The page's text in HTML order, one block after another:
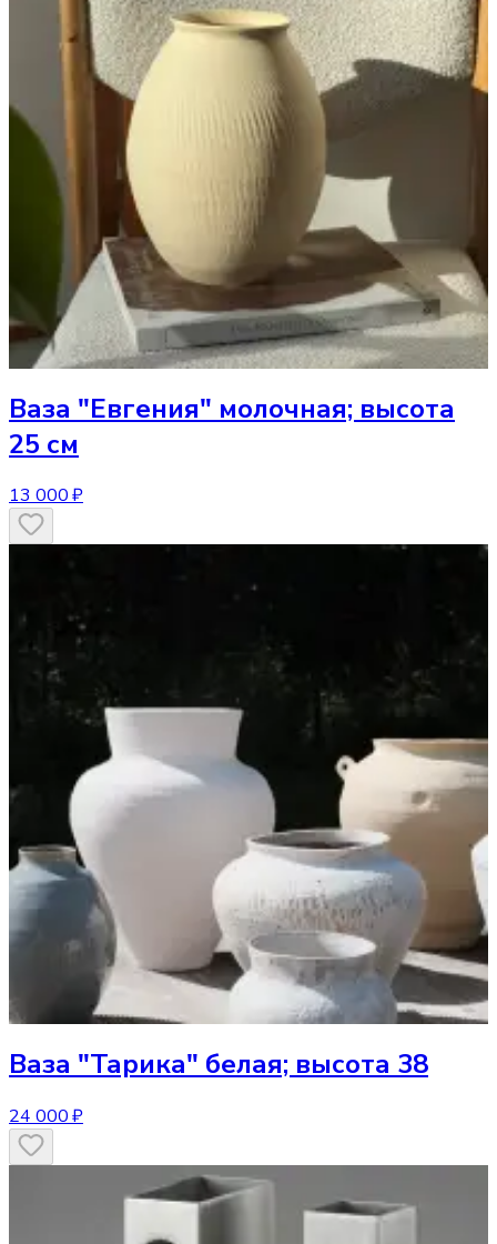
Ваза "Евгения" молочная; высота
25 см
13 000 ₽
Ваза "Тарика" белая; высота 38
24 000 ₽